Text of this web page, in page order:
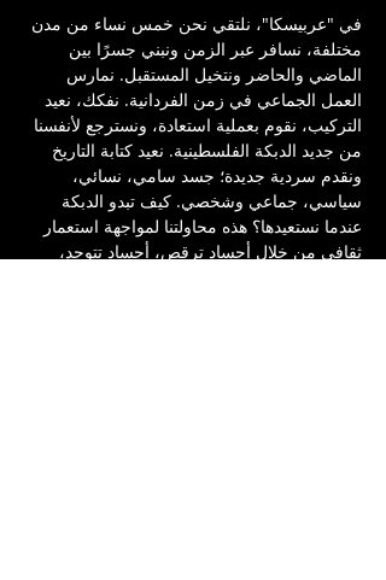
في "عربيسكا"، نلتقي نحن خمس نساء من مدن
مختلفة، نسافر عبر الزمن ونبني جسرًا بين
الماضي والحاضر ونتخيل المستقبل. نمارس
العمل الجماعي في زمن الفردانية. نفكك، نعيد
التركيب، نقوم بعملية استعادة، ونسترجع لأنفسنا
من جديد الدبكة الفلسطينية. نعيد كتابة التاريخ
ونقدم سردية جديدة؛ جسد سامي، نسائي،
سياسي، جماعي وشخصي. كيف تبدو الدبكة
عندما نستعيدها؟ هذه محاولتنا لمواجهة استعمار
ثقافي من خلال أجساد ترقص، أجساد تتوحد،